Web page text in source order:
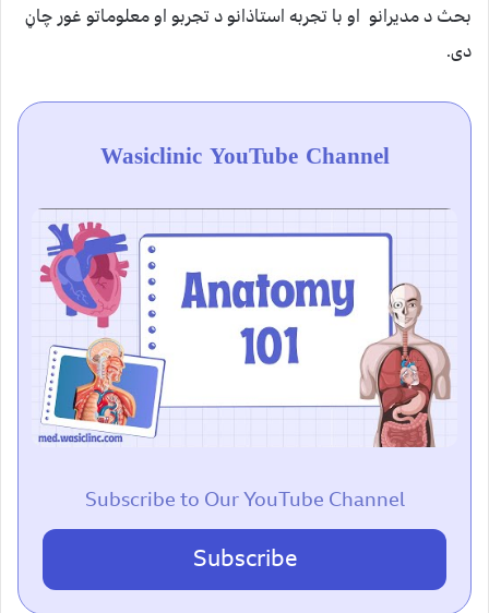
بحث د مديرانو او با تجربه استاذانو د تجربو او معلوماتو غور چاڼ
دی.
Wasiclinic YouTube Channel
Subscribe to Our YouTube Channel
Subscribe